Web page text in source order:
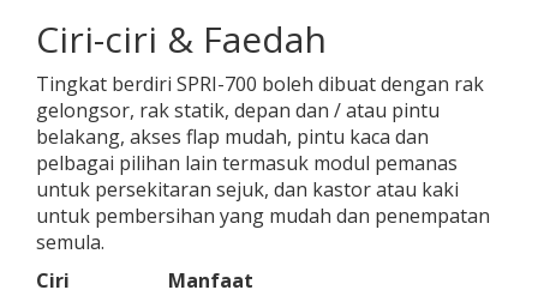
Ciri-ciri & Faedah
Tingkat berdiri SPRI-700 boleh dibuat dengan rak
gelongsor, rak statik, depan dan / atau pintu
belakang, akses flap mudah, pintu kaca dan
pelbagai pilihan lain termasuk modul pemanas
untuk persekitaran sejuk, dan kastor atau kaki
untuk pembersihan yang mudah dan penempatan
semula.
Ciri
Manfaat